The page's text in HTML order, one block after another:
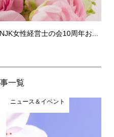
女性経営士の会10周年お...
一覧
ニュース＆イベント